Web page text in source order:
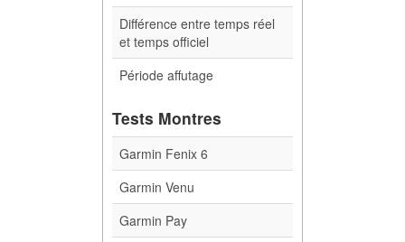
Différence entre temps réel
et temps officiel
Période affutage
Tests Montres
Garmin Fenix 6
Garmin Venu
Garmin Pay